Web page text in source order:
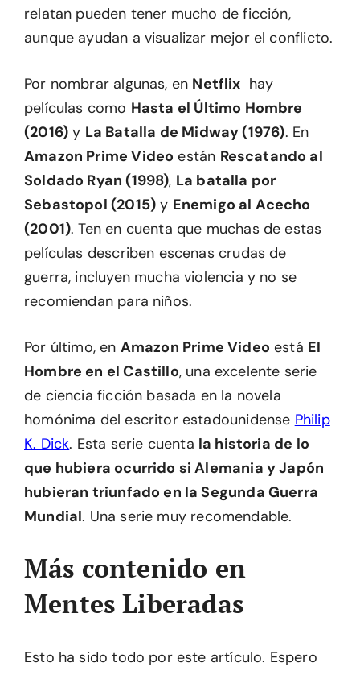
relatan pueden tener mucho de ficción,
aunque ayudan a visualizar mejor el conflicto.
Por nombrar algunas, en Netflix hay
películas como Hasta el Último Hombre
(2016) y La Batalla de Midway (1976). En
Amazon Prime Video están Rescatando al
Soldado Ryan (1998), La batalla por
Sebastopol (2015) y Enemigo al Acecho
(2001). Ten en cuenta que muchas de estas
películas describen escenas crudas de
guerra, incluyen mucha violencia y no se
recomiendan para niños.
Por último, en Amazon Prime Video está El
Hombre en el Castillo, una excelente serie
de ciencia ficción basada en la novela
homónima del escritor estadounidense Philip
K. Dick. Esta serie cuenta la historia de lo
que hubiera ocurrido si Alemania y Japón
hubieran triunfado en la Segunda Guerra
Mundial. Una serie muy recomendable.
Más contenido en
Mentes Liberadas
Esto ha sido todo por este artículo. Espero